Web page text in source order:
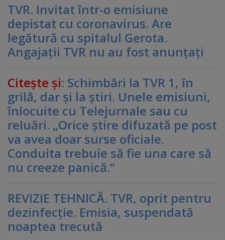
TVR. Invitat într-o emisiune
depistat cu coronavirus. Are
legătură cu spitalul Gerota.
Angajaţii TVR nu au fost anunţaţi
Citeşte şi: Schimbări la TVR 1, în
grilă, dar şi la ştiri. Unele emisiuni,
înlocuite cu Telejurnale sau cu
reluări. „Orice ştire difuzată pe post
va avea doar surse oficiale.
Conduita trebuie să fie una care să
nu creeze panică.”
REVIZIE TEHNICĂ. TVR, oprit pentru
dezinfecţie. Emisia, suspendată
noaptea trecută